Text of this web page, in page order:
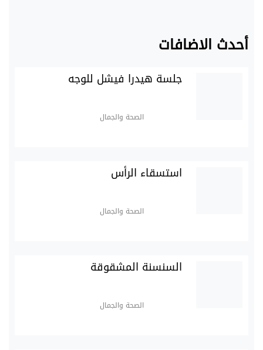
أحدث الاضافات
جلسة هيدرا فيشل للوجه
الصحة والجمال
استسقاء الرأس
الصحة والجمال
السنسنة المشقوقة
الصحة والجمال